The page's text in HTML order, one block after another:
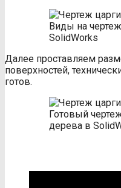
Виды на
SolidWorks
Далее проставляем
поверхностей,
готов.
Готовый
дерева в